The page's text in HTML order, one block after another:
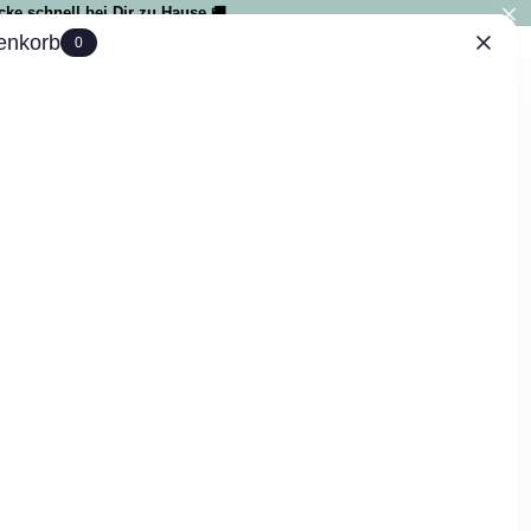
schnell bei Dir zu Hause 🚚
on&off the mat, ZEN - in verschiedenen
0